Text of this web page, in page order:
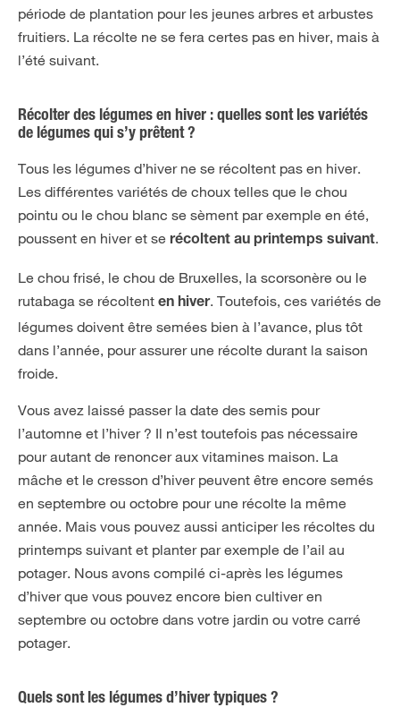
période de plantation pour les jeunes arbres et arbustes
fruitiers. La récolte ne se fera certes pas en hiver, mais à
l’été suivant.
Récolter des légumes en hiver : quelles sont les variétés
de légumes qui s’y prêtent ?
Tous les légumes d’hiver ne se récoltent pas en hiver.
Les différentes variétés de choux telles que le chou
pointu ou le chou blanc se sèment par exemple en été,
poussent en hiver et se récoltent au printemps suivant.
Le chou frisé, le chou de Bruxelles, la scorsonère ou le
rutabaga se récoltent en hiver. Toutefois, ces variétés de
légumes doivent être semées bien à l’avance, plus tôt
dans l’année, pour assurer une récolte durant la saison
froide.
Vous avez laissé passer la date des semis pour
l’automne et l’hiver ? Il n’est toutefois pas nécessaire
pour autant de renoncer aux vitamines maison. La
mâche et le cresson d’hiver peuvent être encore semés
en septembre ou octobre pour une récolte la même
année. Mais vous pouvez aussi anticiper les récoltes du
printemps suivant et planter par exemple de l’ail au
potager. Nous avons compilé ci-après les légumes
d’hiver que vous pouvez encore bien cultiver en
septembre ou octobre dans votre jardin ou votre carré
potager.
Quels sont les légumes d’hiver typiques ?